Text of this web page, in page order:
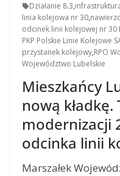
Działanie 8.3,
linia kolejowa nr 30,
odcinek linii kolejowej nr 30
PKP Polskie Linie Kolejowe
przystanek kolejowy,RPO
Województwo Lubelskie
Mieszkańcy
nową
modernizacji
odcinka linii
Marszałek